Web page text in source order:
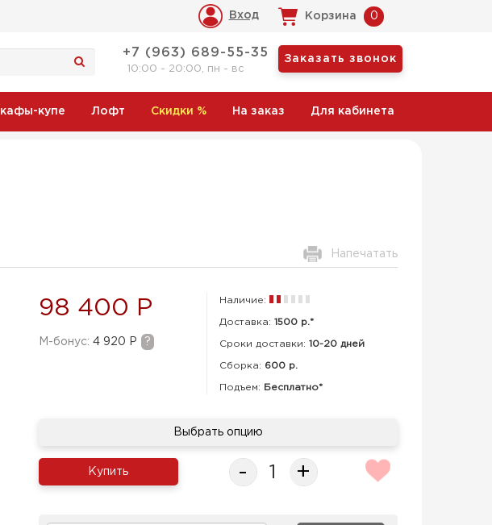
Вход Корзина 0
+7 (963) 689-55-35
10:00 - 20:00, пн - вс
Заказать звонок
купе Лофт Скидки % На заказ Для кабинета
Напечатать
98 400 Р
M-бонус: 4 920 Р ?
Наличие:
Доставка: 1500 р.*
Сроки доставки: 10-20 дней
Сборка: 600 р.
Подъем: Бесплатно*
Выбрать опцию
Купить - +